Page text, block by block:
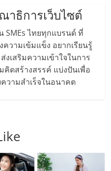
าธิการเว็บไซต์
SMEs ไทยทุกแบรนด์ ที่
ความเข้มแข็ง อยากเรียนรู้
เสริมความเข้าใจในการ
คิดสร้างสรรค์ แบ่งปันเพื่อ
วามสำเร็จในอนาคต